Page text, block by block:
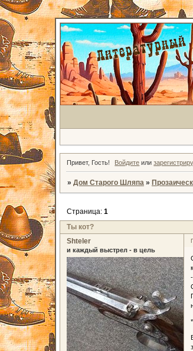
Привет, Гость! Войдите или
» Дом Старого Шляпа »
Ты кот?
Страница: 1
Shteler
и каждый выстрел - в цель